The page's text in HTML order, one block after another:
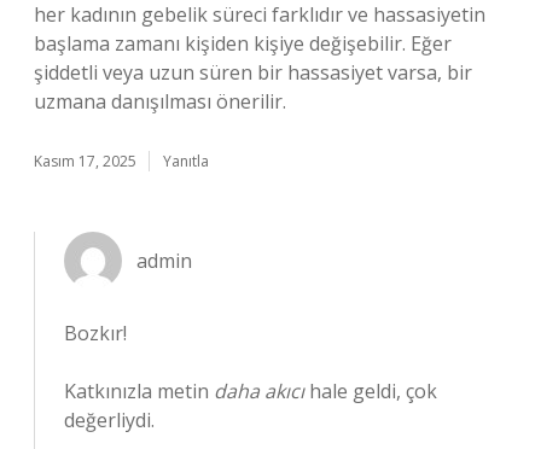
her kadının gebelik süreci farklıdır ve hassasiyetin
başlama zamanı kişiden kişiye değişebilir. Eğer
şiddetli veya uzun süren bir hassasiyet varsa, bir
uzmana danışılması önerilir.
Kasım 17, 2025 Yanıtla
admin
Bozkır!
Katkınızla metin daha akıcıhale geldi, çok
değerliydi.